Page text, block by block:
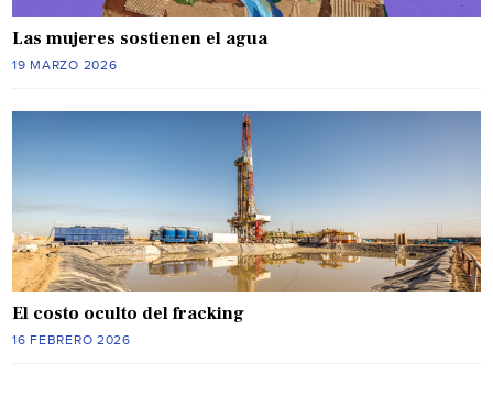
Las mujeres sostienen el agua
19 MARZO 2026
El costo oculto del fracking
16 FEBRERO 2026